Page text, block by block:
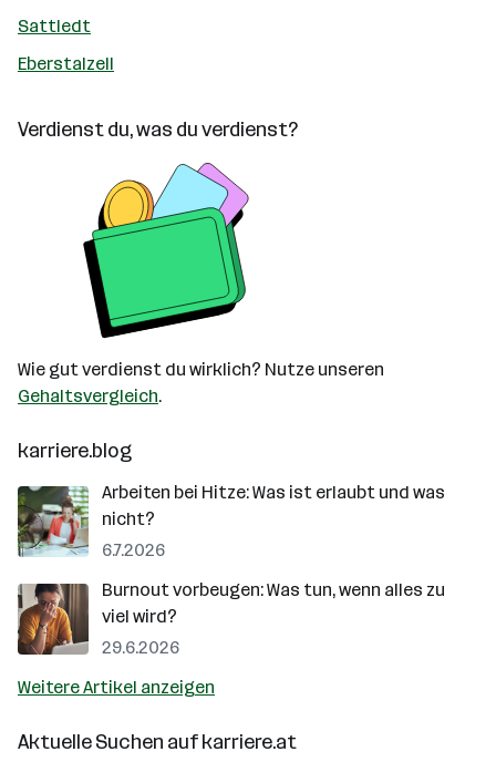
Sattledt
Eberstalzell
Verdienst du, was du verdienst?
Wie gut verdienst du wirklich? Nutze unseren
Gehaltsvergleich.
karriere.blog
Arbeiten bei Hitze: Was ist erlaubt und was
nicht?
6.7.2026
Burnout vorbeugen: Was tun, wenn alles zu
viel wird?
29.6.2026
Weitere Artikel anzeigen
Aktuelle Suchen aufkarriere.at